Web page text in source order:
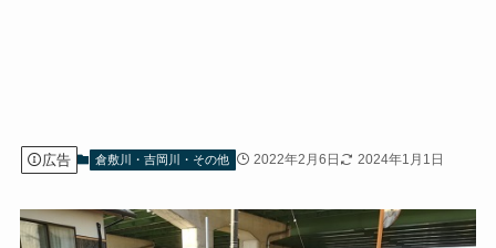
広告 倉敷川・吉岡川・その他 2022年2月6日 2024年1月1日